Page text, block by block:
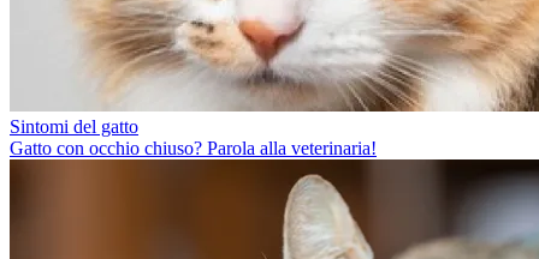
Sintomi del gatto
Gatto con occhio chiuso? Parola alla veterinaria!